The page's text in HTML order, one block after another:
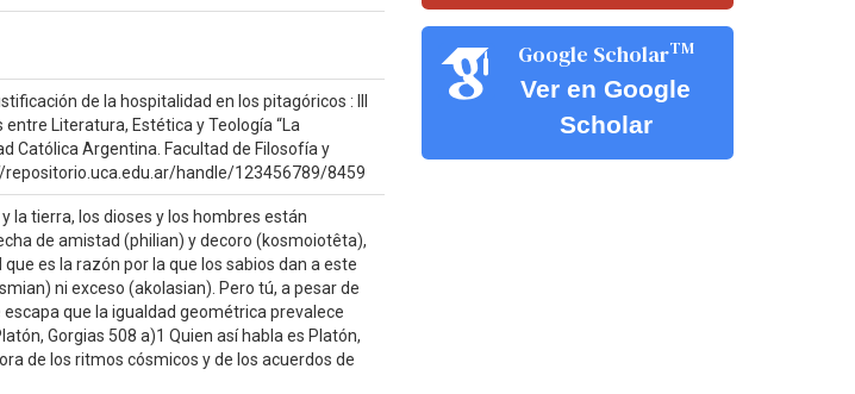
de la hospitalidad en los pitagóricos : III
Literatura, Estética y Teología “La
Católica Argentina. Facultad de Filosofía y
repositorio.uca.edu.ar/handle/123456789/8459
la tierra, los dioses y los hombres están
de amistad (philian) y decoro (kosmoiotêta),
es la razón por la que los sabios dan a este
ni exceso (akolasian). Pero tú, a pesar de
que la igualdad geométrica prevalece
Gorgias 508 a)1 Quien así habla es Platón,
de los ritmos cósmicos y de los acuerdos de
Google ScholarTM
Ver en Google
Scholar